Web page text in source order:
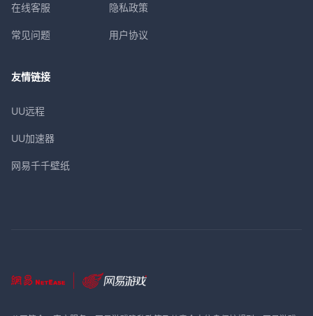
在线客服
常见问题
隐私政策
用户协议
友情链接
UU远程
UU加速器
网易千千壁纸